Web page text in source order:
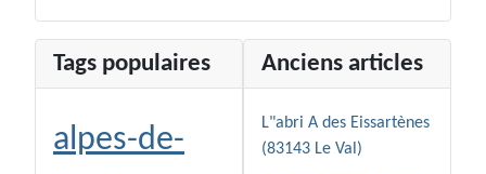
Tags populaires
alpes-de-
Anciens articles
L"abri A des Eissartènes
(83143 Le Val)